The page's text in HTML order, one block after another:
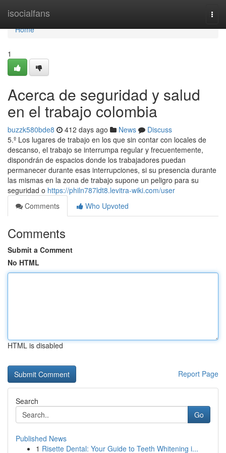
isocialfans
Home
Home
1
Acerca de seguridad y salud
en el trabajo colombia
buzzk580bde8 412 days ago News
Discuss
5.º Los lugares de trabajo en los que sin contar con locales de
descanso, el trabajo se interrumpa regular y frecuentemente,
dispondrán de espacios donde los trabajadores puedan
permanecer durante esas interrupciones, si su presencia durante
las mismas en la zona de trabajo supone un peligro para su
seguridad o https://philn787ldt8.levitra-wiki.com/user
Comments
Who Upvoted
Comments
Submit a Comment
No HTML
HTML is disabled
Report Page
Search
Go
Published News
1 Risette Dental: Your Guide to Teeth Whitening i...